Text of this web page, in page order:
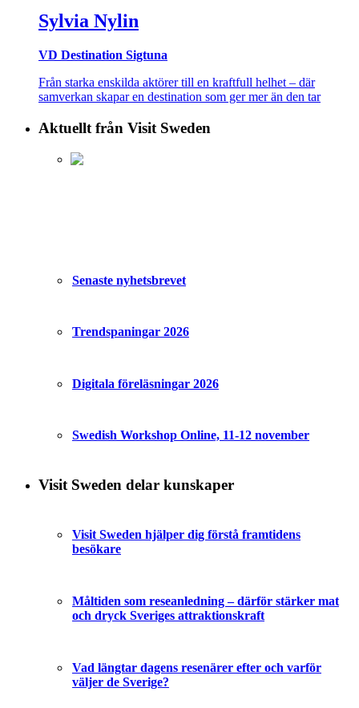
Sylvia Nylin
VD Destination Sigtuna
Från starka enskilda aktörer till en kraftfull helhet – där
samverkan skapar en destination som ger mer än den tar
Aktuellt från Visit Sweden
Senaste nyhetsbrevet
Trendspaningar 2026
Digitala föreläsningar 2026
Swedish Workshop Online, 11-12 november
Visit Sweden delar kunskaper
Visit Sweden hjälper dig förstå framtidens
besökare
Måltiden som reseanledning – därför stärker mat
och dryck Sveriges attraktionskraft
Vad längtar dagens resenärer efter och varför
väljer de Sverige?